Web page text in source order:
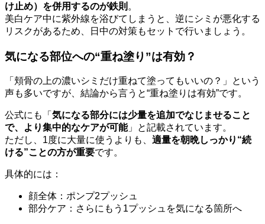
け止め）を併用するのが鉄則 。
美白ケア中に紫外線を浴びてしまうと、逆にシミが悪化する
リスクがあるため、日中の対策もセットで行いましょう。
気になる部位への“重ね塗り”は有効？
「頬骨の上の濃いシミだけ重ねて塗ってもいいの？」という
声も多いですが、結論から言うと“重ね塗りは有効”です。
公式にも「 気になる部分には少量を追加でなじませること
で、より集中的なケアが可能」と記載されています。
ただし、1度に大量に使うよりも、 適量を朝晩しっかり“続
ける”ことの方が重要です。
具体的には：
顔全体：ポンプ2プッシュ
部分ケア：さらにもう1プッシュを気になる箇所へ